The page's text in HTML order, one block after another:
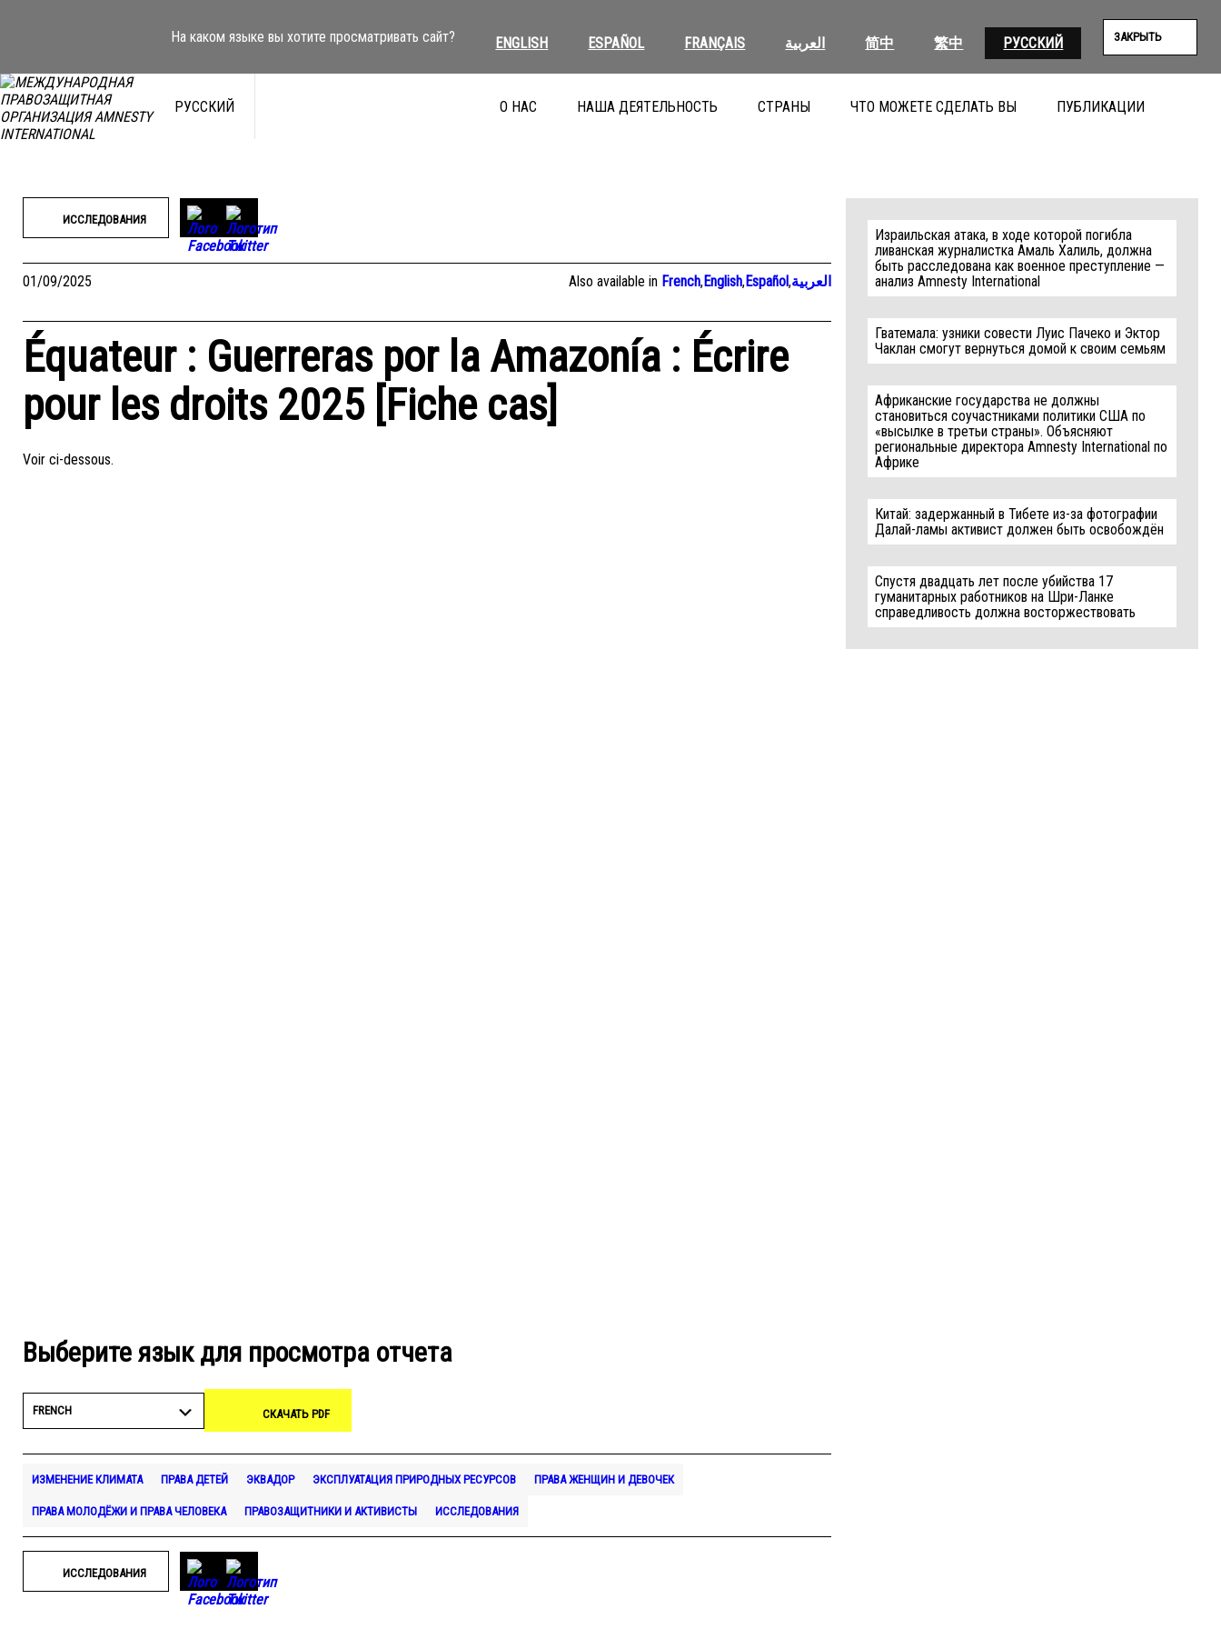
На каком языке вы хотите просматривать сайт? ENGLISH ESPAÑOL FRANÇAIS العربية 简中 繁中 РУССКИЙ ЗАКРЫТЬ
РУССКИЙ О НАС НАША ДЕЯТЕЛЬНОСТЬ СТРАНЫ ЧТО МОЖЕТЕ СДЕЛАТЬ ВЫ ПУБЛИКАЦИИ
ИССЛЕДОВАНИЯ
01/09/2025 Also available in French,English,Español,العربية
Équateur : Guerreras por la Amazonía : Écrire
pour les droits 2025 [Fiche cas]
Voir ci-dessous.
Выберите язык для просмотра отчета
FRENCH СКАЧАТЬ PDF
ИЗМЕНЕНИЕ КЛИМАТА ПРАВА ДЕТЕЙ ЭКВАДОР ЭКСПЛУАТАЦИЯ ПРИРОДНЫХ РЕСУРСОВ ПРАВА ЖЕНЩИН И ДЕВОЧЕК
ПРАВА МОЛОДЁЖИ И ПРАВА ЧЕЛОВЕКА ПРАВОЗАЩИТНИКИ И АКТИВИСТЫ ИССЛЕДОВАНИЯ
ИССЛЕДОВАНИЯ
Израильская атака, в ходе которой погибла
ливанская журналистка Амаль Халиль, должна
быть расследована как военное преступление —
анализ Amnesty International
Гватемала: узники совести Луис Пачеко и Эктор
Чаклан смогут вернуться домой к своим семьям
Африканские государства не должны
становиться соучастниками политики США по
«высылке в третьи страны». Объясняют
региональные директора Amnesty International по
Африке
Китай: задержанный в Тибете из-за фотографии
Далай-ламы активист должен быть освобождён
Спустя двадцать лет после убийства 17
гуманитарных работников на Шри-Ланке
справедливость должна восторжествовать